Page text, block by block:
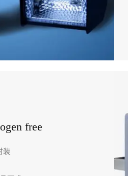
free
装